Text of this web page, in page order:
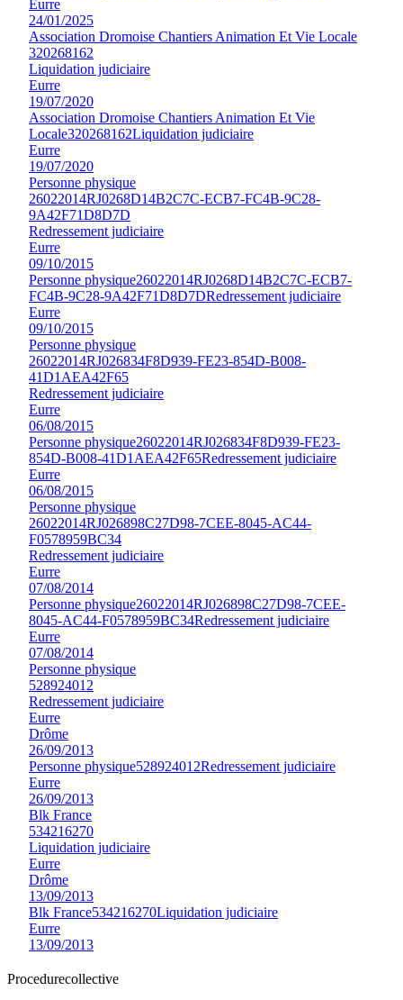
Eurre
24/01/2025
Association Dromoise Chantiers Animation Et Vie Locale
320268162
Liquidation judiciaire
Eurre
19/07/2020
Association Dromoise Chantiers Animation Et Vie
Locale320268162Liquidation judiciaire
Eurre
19/07/2020
Personne physique
26022014RJ0268D14B2C7C-ECB7-FC4B-9C28-
9A42F71D8D7D
Redressement judiciaire
Eurre
09/10/2015
Personne physique26022014RJ0268D14B2C7C-ECB7-
FC4B-9C28-9A42F71D8D7DRedressement judiciaire
Eurre
09/10/2015
Personne physique
26022014RJ026834F8D939-FE23-854D-B008-
41D1AEA42F65
Redressement judiciaire
Eurre
06/08/2015
Personne physique26022014RJ026834F8D939-FE23-
854D-B008-41D1AEA42F65Redressement judiciaire
Eurre
06/08/2015
Personne physique
26022014RJ026898C27D98-7CEE-8045-AC44-
F0578959BC34
Redressement judiciaire
Eurre
07/08/2014
Personne physique26022014RJ026898C27D98-7CEE-
8045-AC44-F0578959BC34Redressement judiciaire
Eurre
07/08/2014
Personne physique
528924012
Redressement judiciaire
Eurre
Drôme
26/09/2013
Personne physique528924012Redressement judiciaire
Eurre
26/09/2013
Blk France
534216270
Liquidation judiciaire
Eurre
Drôme
13/09/2013
Blk France534216270Liquidation judiciaire
Eurre
13/09/2013
Procedurecollective